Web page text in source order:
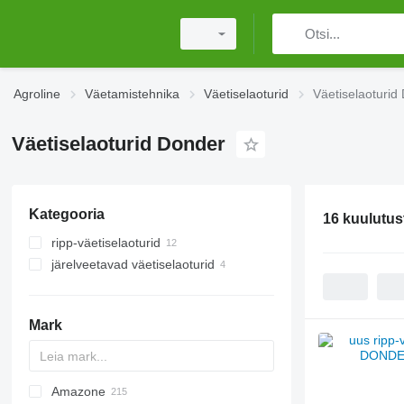
Agroline Väetamistehnika Väetiselaoturid Väetiselaoturid
Väetiselaoturid Donder
Kategooria
ripp-väetiselaoturid
järelveetavad väetiselaoturid
Mark
Exacta
XPL
Amazone
16